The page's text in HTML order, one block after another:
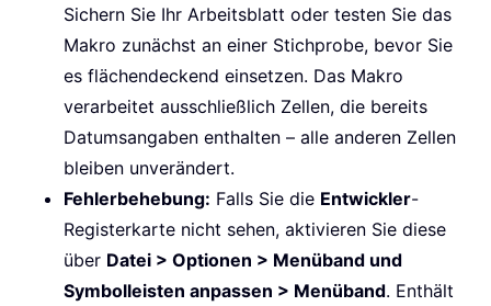
Sichern Sie Ihr Arbeitsblatt oder testen Sie das
Makro zunächst an einer Stichprobe, bevor Sie
es flächendeckend einsetzen. Das Makro
verarbeitet ausschließlich Zellen, die bereits
Datumsangaben enthalten – alle anderen Zellen
bleiben unverändert.
Fehlerbehebung: Falls Sie die Entwickler-
Registerkarte nicht sehen, aktivieren Sie diese
über Datei > Optionen > Menüband und
Symbolleisten anpassen > Menüband. Enthält